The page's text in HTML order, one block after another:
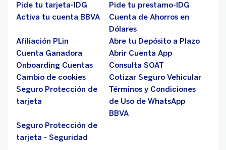
Pide tu tarjeta-IDG
Pide tu prestamo-IDG
Activa tu cuenta BBVA
Cuenta de Ahorros en
Dólares
Afiliación PLin
Abre tu Depósito a Plazo
Cuenta Ganadora
Abrir Cuenta App
Onboarding Cuentas
Consulta SOAT
Cambio de cookies
Cotizar Seguro Vehicular
Seguro Protección de
tarjeta
Términos y Condiciones
de Uso de WhatsApp
BBVA
Seguro Protección de
tarjeta - Seguridad